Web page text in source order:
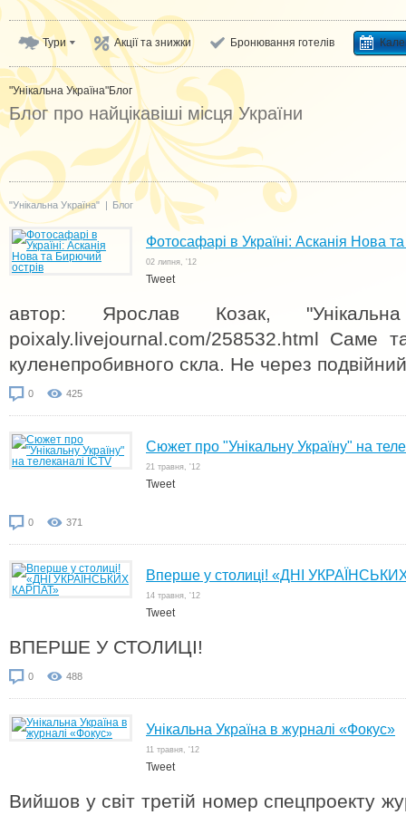
Тури Акції та знижки Бронювання готелів
"Унікальна Україна"Блог
Блог про найцікавіші місця України
"Унікальна Україна" | Блог
Фотосафарі в Україні: Асканія Нова
02 липня, '12
Tweet
автор: Ярослав Козак,
poixaly.livejournal.com/258532.html Саме
куленепробивного скла. Не через
0 425
Сюжет про "Унікальну Україну" на
21 травня, '12
Tweet
0 371
Вперше у столиці! «ДНІ
14 травня, '12
Tweet
ВПЕРШЕ У СТОЛИЦІ!
0 488
Унікальна Україна в журналі «Фокус»
11 травня, '12
Tweet
Вийшов у світ третій номер спецпроекту